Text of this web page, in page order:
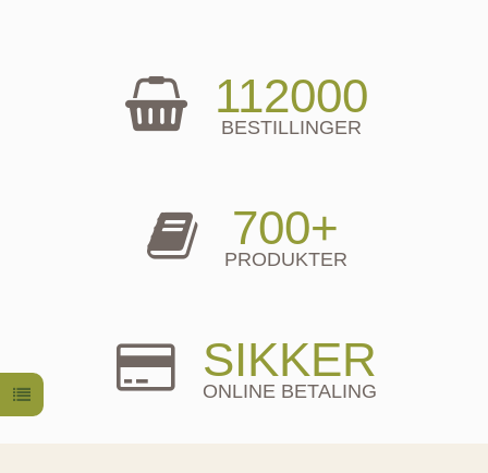
112000
BESTILLINGER
700+
PRODUKTER
SIKKER
ONLINE BETALING